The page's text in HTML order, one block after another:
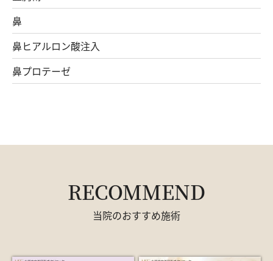
鼻
鼻ヒアルロン酸注入
鼻プロテーゼ
RECOMMEND
当院のおすすめ施術